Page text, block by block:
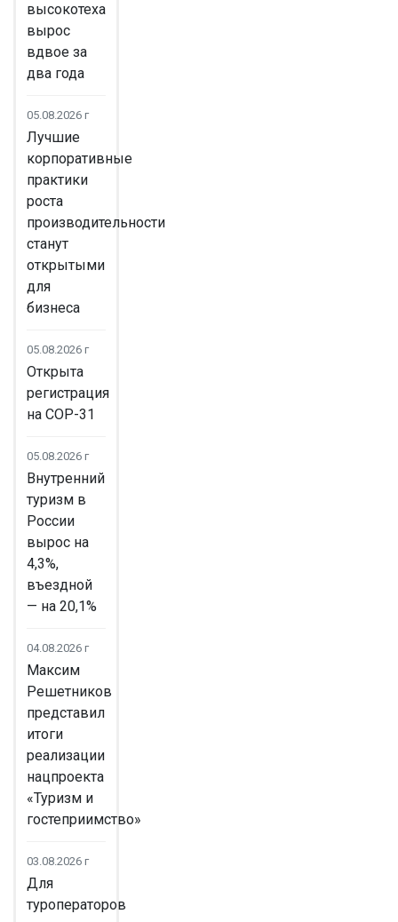
высокотеха
вырос
вдвое за
два года
05.08.2026 г
Лучшие
корпоративные
практики
роста
производительности
станут
открытыми
для
бизнеса
05.08.2026 г
Открыта
регистрация
на COP-31
05.08.2026 г
Внутренний
туризм в
России
вырос на
4,3%,
въездной
— на 20,1%
04.08.2026 г
Максим
Решетников
представил
итоги
реализации
нацпроекта
«Туризм и
гостеприимство»
03.08.2026 г
Для
туроператоров